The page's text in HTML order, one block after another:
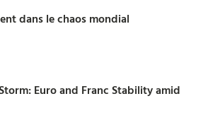
dans le chaos mondial
Euro and Franc Stability amid